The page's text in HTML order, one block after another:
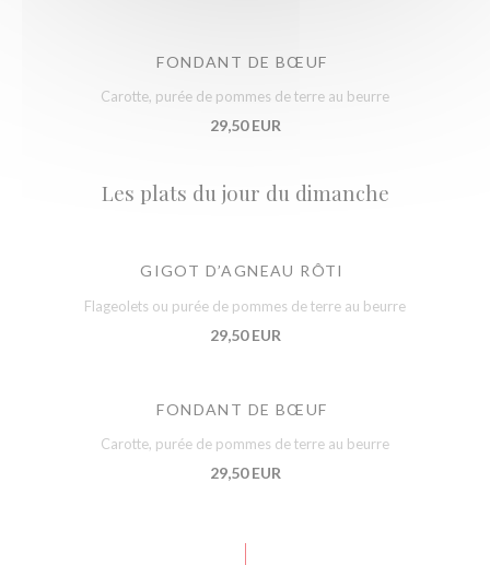
FONDANT DE BŒUF
Carotte, purée de pommes de terre au beurre
29,50 EUR
Les plats du jour du dimanche
GIGOT D’AGNEAU RÔTI
Flageolets ou purée de pommes de terre au beurre
29,50 EUR
FONDANT DE BŒUF
Carotte, purée de pommes de terre au beurre
29,50 EUR